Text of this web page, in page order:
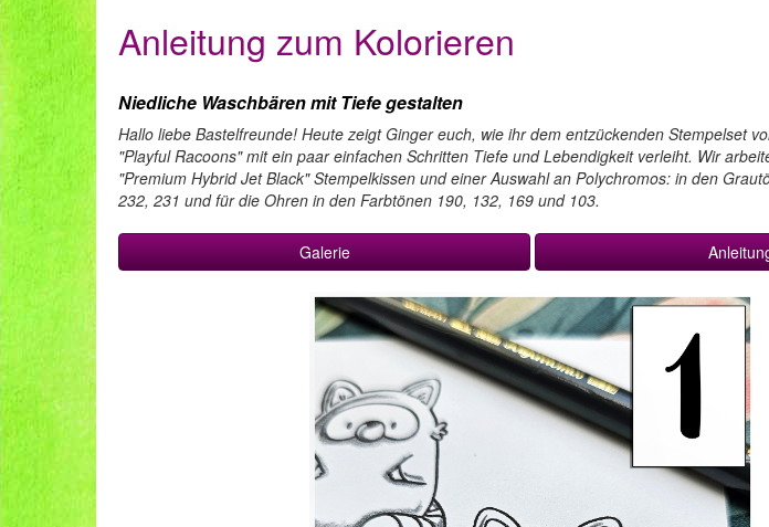
Anleitung zum Kolorieren
Niedliche Waschbären mit Tiefe gestalten
Hallo liebe Bastelfreunde! Heute zeigt Ginger euch, wie ihr dem entzückenden Stempelset
"Playful Racoons" mit ein paar einfachen Schritten Tiefe und Lebendigkeit verleiht. Wir
"Premium Hybrid Jet Black" Stempelkissen und einer Auswahl an Polychromos: in den
232, 231 und für die Ohren in den Farbtönen 190, 132, 169 und 103.
Galerie